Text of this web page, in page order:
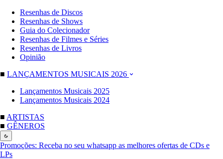
Resenhas de Discos
Resenhas de Shows
Guia do Colecionador
Resenhas de Filmes e Séries
Resenhas de Livros
Opinião
■ LANÇAMENTOS MUSICAIS 2026
Lançamentos Musicais 2025
Lançamentos Musicais 2024
■ ARTISTAS
■ GÊNEROS
Promoções: Receba no seu whatsapp as melhores ofertas de CDs e
LPs